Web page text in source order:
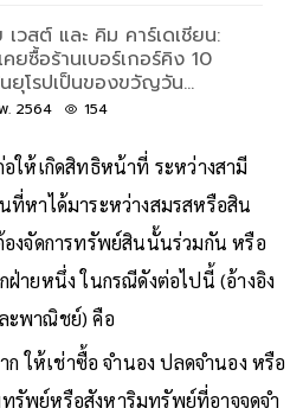
เวสต์ และ คิม คาร์เดเชียน:
ยซื้อร้านเบอร์เกอร์คิง 10
นยุโรปเป็นของขวัญวัน
น
. 2564 154
ให้เกิดสิทธิหน้าที่ ระหว่างสามี
ที่หาได้มาระหว่างสมรสหรือสิน
องจัดการทรัพย์สินนั้นร่วมกัน หรือ
ฝ่ายหนึ่ง ในกรณีดังต่อไปนี้ (อ้างอิง
ะพาณิชย์) คือ
ให้เช่าซื้อ จำนอง ปลดจำนอง หรือ
รัพย์หรือสังหาริมทรัพย์ที่อาจจดจำ